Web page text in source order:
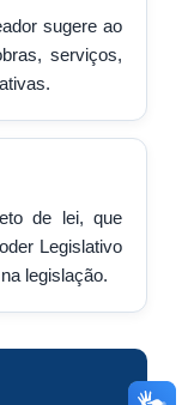
sugere ao
serviços,
de lei, que
Legislativo
legislação.